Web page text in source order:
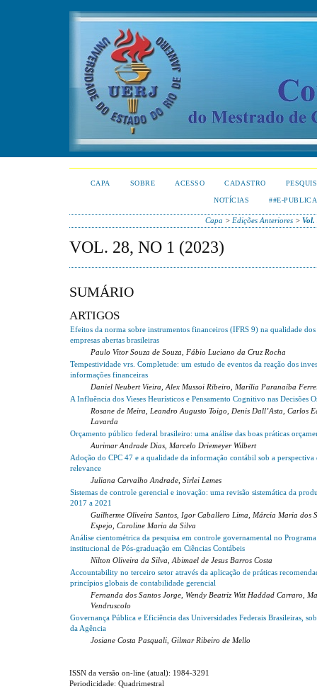
CAPA SOBRE ACESSO CADASTRO
NOTÍCIAS ##E-
Capa > Edições Anteriores> Vol.
VOL. 28, NO 1 (2023)
SUMÁRIO
ARTIGOS
Efeitos da norma sobre instrumentos financeiros (IFRS 9) na qualidade
empresas abertas brasileiras
Paulo Vitor Souza de Souza, Fábio Luciano da Cruz Rocha
Tempestividade vrs. Completude: um estudo de eventos da reação dos
informações financeiras
Daniel Neubert Vieira, Alex Mussoi Ribeiro, Marília Paranaíba
A Influência dos Vieses Heurísticos e Pensamento Cognitivo nas Decisões
Rosane de Meira, Leandro Augusto Toigo, Denis Dall’Asta, Carlos
Lavarda
Orçamento público federal brasileiro: uma análise das boas práticas
Aurimar Andrade Dias, Marcelo Driemeyer Wilbert
Adoção do CPC 47 e a qualidade da informação contábil sob a perspectiva
relevance
Juliana Carvalho Andrade, Sirlei Lemes
Sistemas de controle gerencial e inovação: uma revisão sistemática da
2017 a 2021
Guilherme Oliveira Santos, Igor Caballero Lima, Márcia Maria dos
Espejo, Caroline Maria da Silva
Análise cientométrica da pesquisa em controle governamental no
institucional de Pós-graduação em Ciências Contábeis
Nilton Oliveira da Silva, Abimael de Jesus Barros Costa
Accountability no terceiro setor através da aplicação de práticas
princípios globais de contabilidade gerencial
Fernanda dos Santos Jorge, Wendy Beatriz Witt Haddad Carraro,
Vendruscolo
Governança Pública e Eficiência das Universidades Federais Brasileiras,
da Agência
Josiane Costa Pasquali, Gilmar Ribeiro de Mello
ISSN da versão on-line (atual): 1984-3291
Periodicidade: Quadrimestral